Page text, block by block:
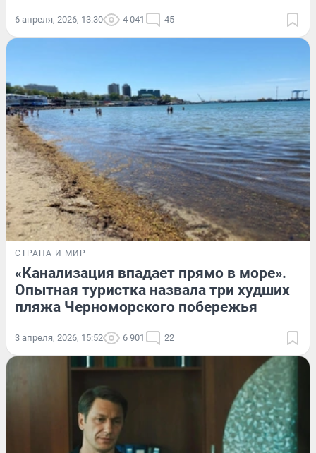
6 апреля, 2026, 13:30 4 041 45
СТРАНА И МИР
«Канализация впадает прямо в море».
Опытная туристка назвала три худших
пляжа Черноморского побережья
3 апреля, 2026, 15:52 6 901 22